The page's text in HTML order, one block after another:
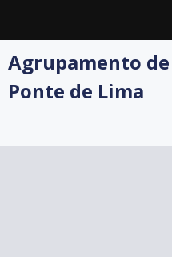
Agrupamento de
Ponte de Lima